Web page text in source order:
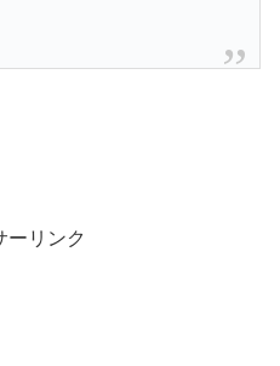
ーリンク